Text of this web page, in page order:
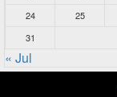
24
25
31
« Jul